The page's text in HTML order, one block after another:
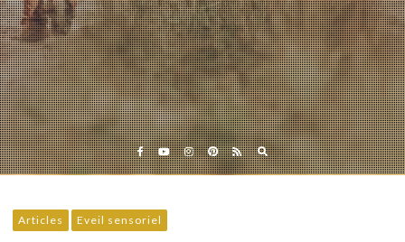
Articles Eveil sensoriel